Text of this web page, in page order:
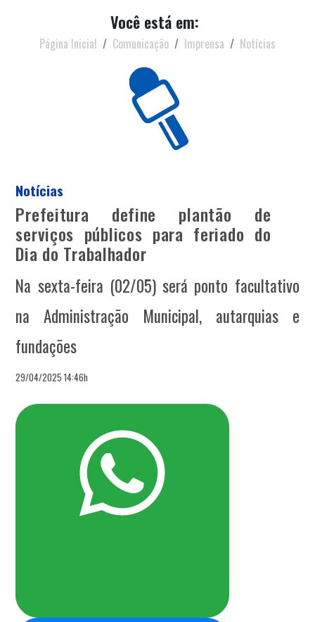
Você está em:
Página Inicial Comunicação Imprensa Notícias
Notícias
Prefeitura define plantão de
serviços públicos para feriado do
Dia do Trabalhador
Na sexta-feira (02/05) será ponto facultativo
na Administração Municipal, autarquias e
fundações
29/04/2025 14:46h